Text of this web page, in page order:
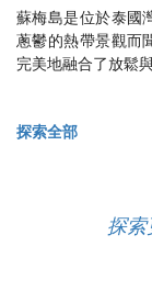
蘇梅島是位於泰國
蔥鬱的熱帶景觀而
完美地融合了放鬆與
探索全部
探